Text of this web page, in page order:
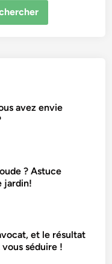
avez envie
? Astuce
jardin!
et le résultat
séduire !